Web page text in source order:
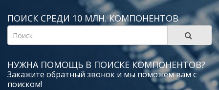
ПОИСК СРЕДИ 10 МЛН. КОМПОНЕНТОВ
НУЖНА ПОМОЩЬ В ПОИСКЕ КОМПОНЕНТОВ?
Закажите обратный звонок и мы поможем вам с
поиском!